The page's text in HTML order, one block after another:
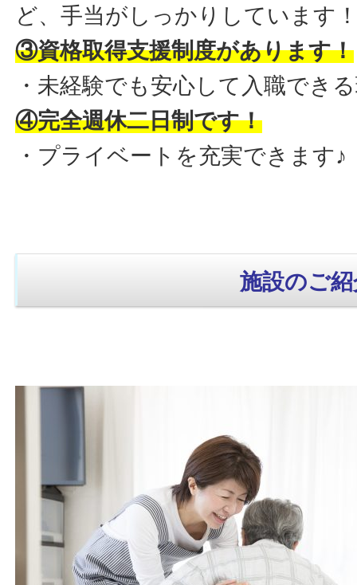
ど、手当がしっかりしています
③資格取得支援制度があります！
・未経験でも安心して入職でき
④完全週休二日制です！
・プライベートを充実できます♪
施設のご